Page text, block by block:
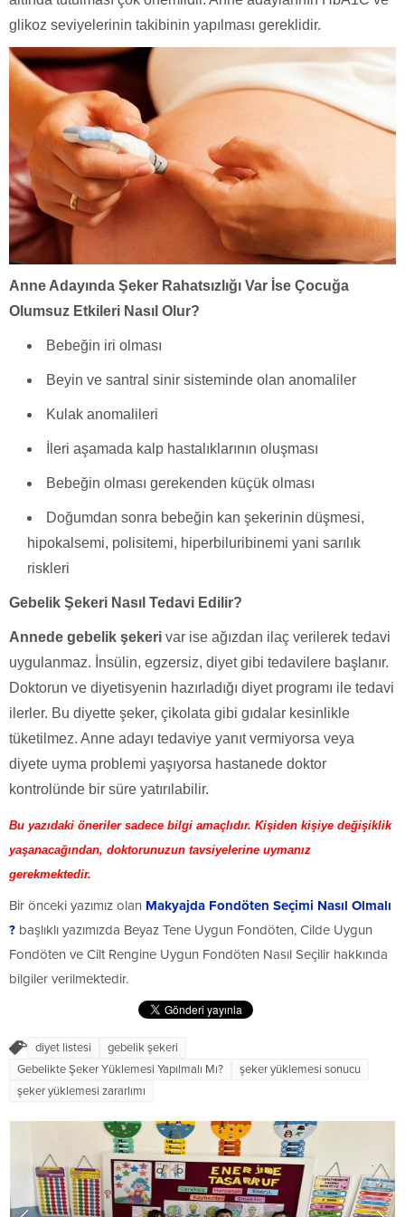
glikoz seviyelerinin takibinin yapılması gereklidir.
Anne Adayında Şeker Rahatsızlığı Var İse Çocuğa
Olumsuz Etkileri Nasıl Olur?
Bebeğin iri olması
Beyin ve santral sinir sisteminde olan anomaliler
Kulak anomalileri
İleri aşamada kalp hastalıklarının oluşması
Bebeğin olması gerekenden küçük olması
Doğumdan sonra bebeğin kan şekerinin düşmesi,
hipokalsemi, polisitemi, hiperbiluribinemi yani sarılık
riskleri
Gebelik Şekeri Nasıl Tedavi Edilir?
Annede gebelik şekeri var ise ağızdan ilaç verilerek tedavi
uygulanmaz. İnsülin, egzersiz, diyet gibi tedavilere başlanır.
Doktorun ve diyetisyenin hazırladığı diyet programı ile tedavi
ilerler. Bu diyette şeker, çikolata gibi gıdalar kesinlikle
tüketilmez. Anne adayı tedaviye yanıt vermiyorsa veya
diyete uyma problemi yaşıyorsa hastanede doktor
kontrolünde bir süre yatırılabilir.
Bu yazıdaki öneriler sadece bilgi amaçlıdır. Kişiden kişiye değişiklik
yaşanacağından, doktorunuzun tavsiyelerine uymanız
gerekmektedir.
Bir önceki yazımız olan Makyajda Fondöten Seçimi Nasıl Olmalı
? başlıklı yazımızda Beyaz Tene Uygun Fondöten, Cilde Uygun
Fondöten ve Cilt Rengine Uygun Fondöten Nasıl Seçilir hakkında
bilgiler verilmektedir.
diyet listesi
gebelik şekeri
Gebelikte Şeker Yüklemesi Yapılmalı Mı?
şeker yüklemesi sonucu
şeker yüklemesi zararlımı